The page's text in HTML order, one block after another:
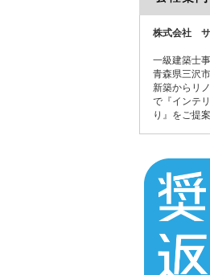
株式会社
一級建築士
青森県三沢
新築からリ
で『インテ
り』をご提